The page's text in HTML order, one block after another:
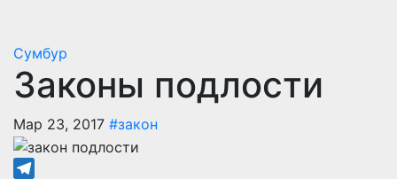
Сумбур
Законы подлости
Мар 23, 2017 #закон